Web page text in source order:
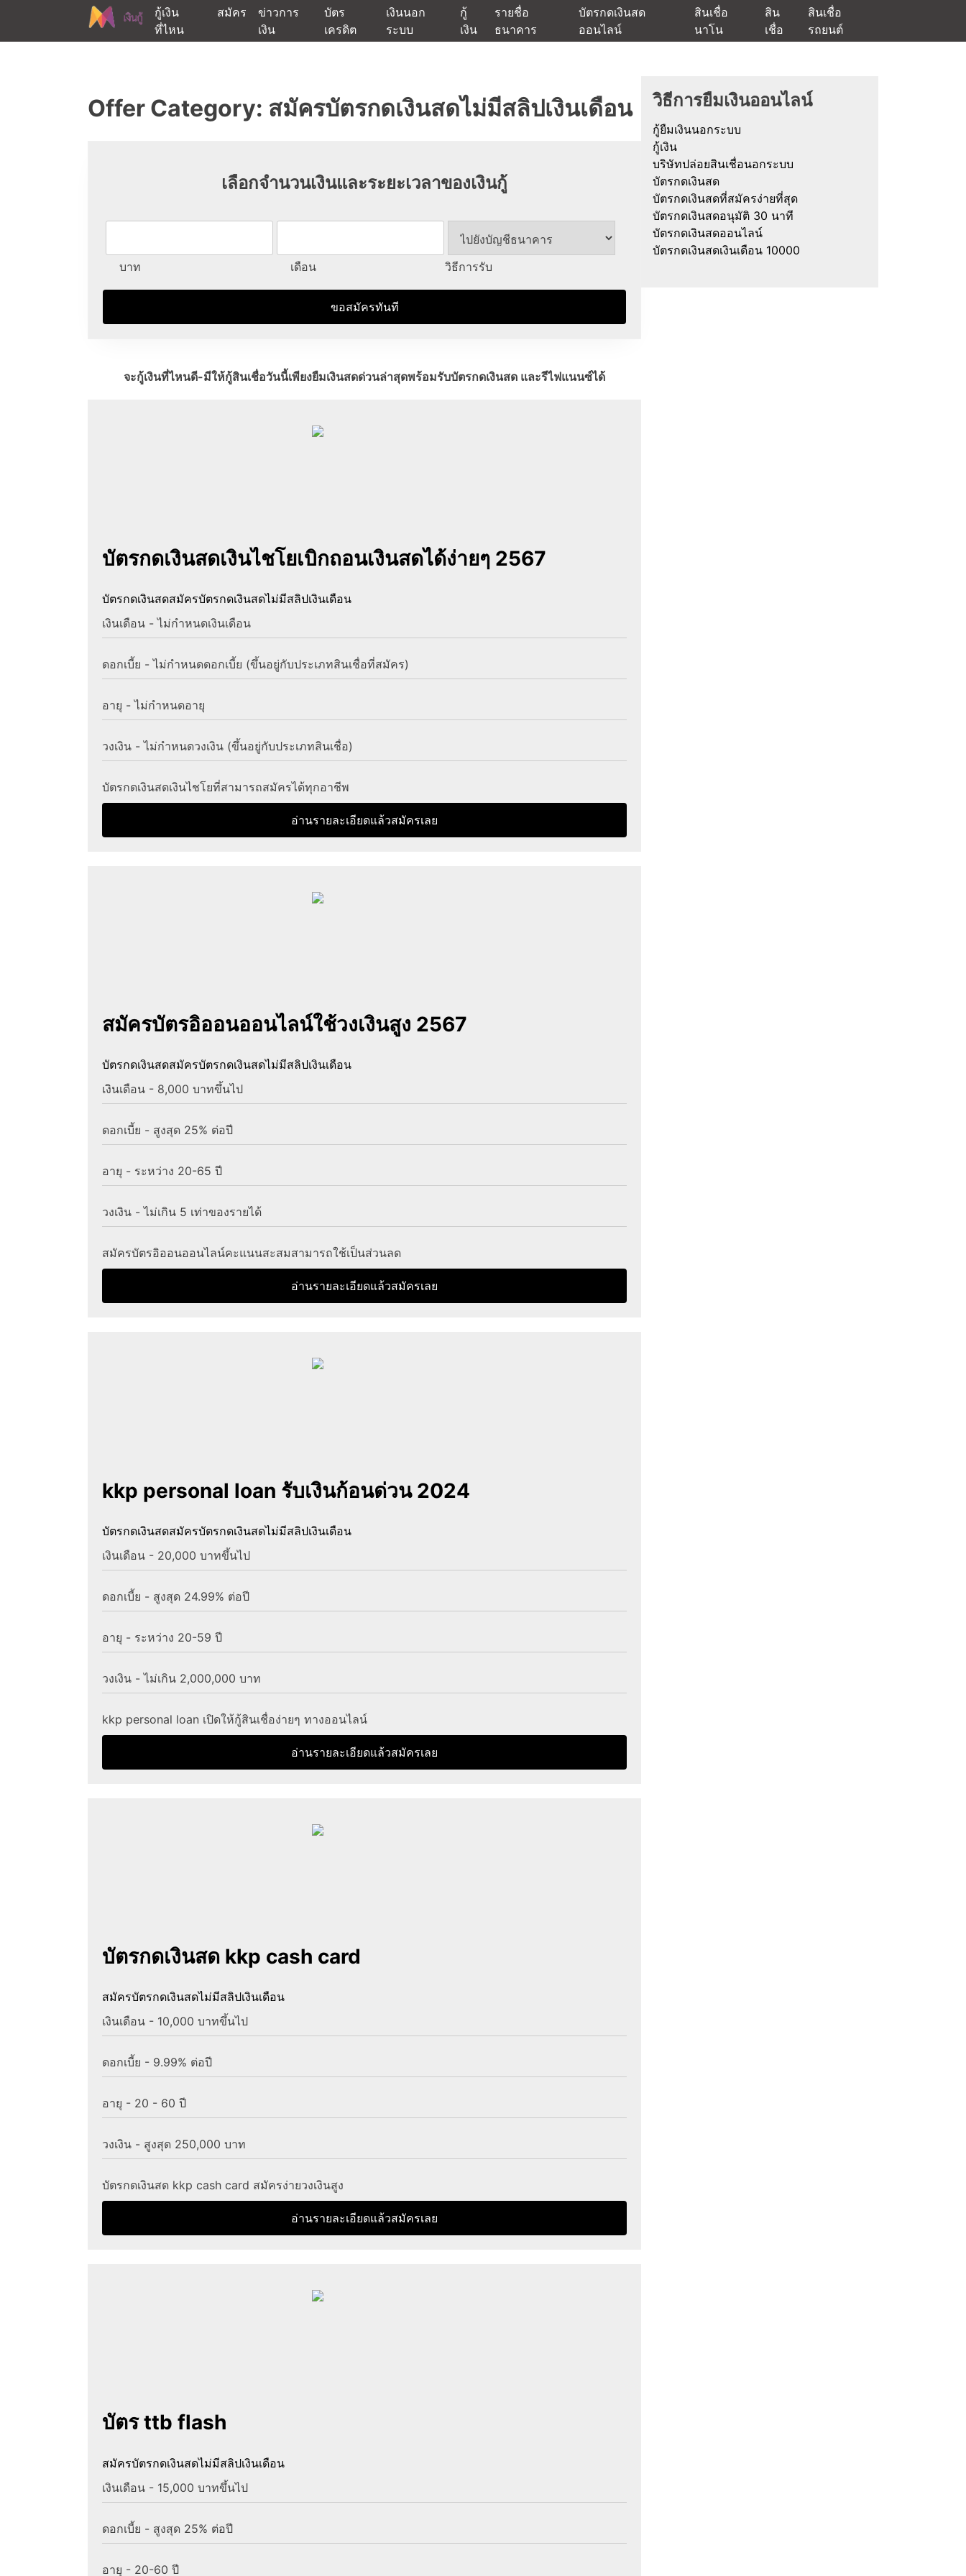
content
กู้เงิน
ที่ไหน
สมัคร
ข่าวการ
เงิน
บัตร
เครดิต
เงินนอก
ระบบ
กู้
เงิน
รายชื่อ
ธนาคาร
บัตรกดเงินสด
ออนไลน์
สินเชื่อ
นาโน
สิน
เชื่อ
สินเชื่อ
รถยนต์
Offer Category: สมัครบัตรกดเงินสดไม่มีสลิปเงินเดือน
เลือกจำนวนเงินและระยะเวลาของเงินกู้
บาท เดือน วิธีการรับ
ขอสมัครทันที
จะกู้เงินที่ไหนดี-มีให้กู้สินเชื่อวันนี้เพียงยืมเงินสดด่วนล่าสุดพร้อมรับบัตรกดเงินสด และรีไฟแนนซ์ได้
บัตรกดเงินสดเงินไชโยเบิกถอนเงินสดได้ง่ายๆ 2567
บัตรกดเงินสดสมัครบัตรกดเงินสดไม่มีสลิปเงินเดือน
เงินเดือน - ไม่กำหนดเงินเดือน
ดอกเบี้ย - ไม่กำหนดดอกเบี้ย (ขึ้นอยู่กับประเภทสินเชื่อที่สมัคร)
อายุ - ไม่กำหนดอายุ
วงเงิน - ไม่กำหนดวงเงิน (ขึ้นอยู่กับประเภทสินเชื่อ)
บัตรกดเงินสดเงินไชโยที่สามารถสมัครได้ทุกอาชีพ
อ่านรายละเอียดแล้วสมัครเลย
สมัครบัตรอิออนออนไลน์ใช้วงเงินสูง 2567
บัตรกดเงินสดสมัครบัตรกดเงินสดไม่มีสลิปเงินเดือน
เงินเดือน - 8,000 บาทขึ้นไป
ดอกเบี้ย - สูงสุด 25% ต่อปี
อายุ - ระหว่าง 20-65 ปี
วงเงิน - ไม่เกิน 5 เท่าของรายได้
สมัครบัตรอิออนออนไลน์คะแนนสะสมสามารถใช้เป็นส่วนลด
อ่านรายละเอียดแล้วสมัครเลย
kkp personal loan รับเงินก้อนด่วน 2024
บัตรกดเงินสดสมัครบัตรกดเงินสดไม่มีสลิปเงินเดือน
เงินเดือน - 20,000 บาทขึ้นไป
ดอกเบี้ย - สูงสุด 24.99% ต่อปี
อายุ - ระหว่าง 20-59 ปี
วงเงิน - ไม่เกิน 2,000,000 บาท
kkp personal loan เปิดให้กู้สินเชื่อง่ายๆ ทางออนไลน์
อ่านรายละเอียดแล้วสมัครเลย
บัตรกดเงินสด kkp cash card
สมัครบัตรกดเงินสดไม่มีสลิปเงินเดือน
เงินเดือน - 10,000 บาทขึ้นไป
ดอกเบี้ย - 9.99% ต่อปี
อายุ - 20 - 60 ปี
วงเงิน - สูงสุด 250,000 บาท
บัตรกดเงินสด kkp cash card สมัครง่ายวงเงินสูง
อ่านรายละเอียดแล้วสมัครเลย
บัตร ttb flash
สมัครบัตรกดเงินสดไม่มีสลิปเงินเดือน
เงินเดือน - 15,000 บาทขึ้นไป
ดอกเบี้ย - สูงสุด 25% ต่อปี
อายุ - 20-60 ปี
วิธีการยืมเงินออนไลน์
กู้ยืมเงินนอกระบบ
กู้เงิน
บริษัทปล่อยสินเชื่อนอกระบบ
บัตรกดเงินสด
บัตรกดเงินสดที่สมัครง่ายที่สุด
บัตรกดเงินสดอนุมัติ 30 นาที
บัตรกดเงินสดออนไลน์
บัตรกดเงินสดเงินเดือน 10000